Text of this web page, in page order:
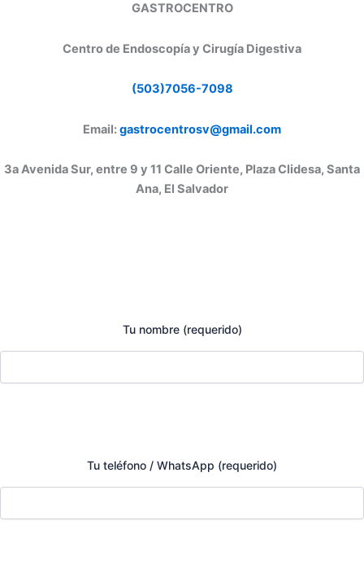
GASTROCENTRO
Centro de Endoscopía y Cirugía Digestiva
(503)7056-7098
Email:gastrocentrosv@gmail.com
3a Avenida Sur, entre 9 y 11 Calle Oriente, Plaza Clidesa, Santa
Ana, El Salvador
Tu nombre (requerido)
Tu teléfono / WhatsApp (requerido)